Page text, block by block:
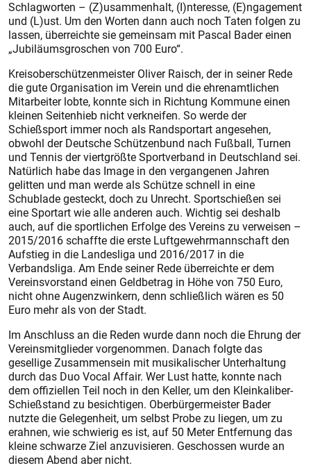
Schlagworten – (Z)usammenhalt, (I)nteresse, (E)ngagement
und (L)ust. Um den Worten dann auch noch Taten folgen zu
lassen, überreichte sie gemeinsam mit Pascal Bader einen
„Jubiläumsgroschen von 700 Euro“.
Kreisoberschützenmeister Oliver Raisch, der in seiner Rede
die gute Organisation im Verein und die ehrenamtlichen
Mitarbeiter lobte, konnte sich in Richtung Kommune einen
kleinen Seitenhieb nicht verkneifen. So werde der
Schießsport immer noch als Randsportart angesehen,
obwohl der Deutsche Schützenbund nach Fußball, Turnen
und Tennis der viertgrößte Sportverband in Deutschland sei.
Natürlich habe das Image in den vergangenen Jahren
gelitten und man werde als Schütze schnell in eine
Schublade gesteckt, doch zu Unrecht. Sportschießen sei
eine Sportart wie alle anderen auch. Wichtig sei deshalb
auch, auf die sportlichen Erfolge des Vereins zu verweisen –
2015/2016 schaffte die erste Luftgewehrmannschaft den
Aufstieg in die Landesliga und 2016/2017 in die
Verbandsliga. Am Ende seiner Rede überreichte er dem
Vereinsvorstand einen Geldbetrag in Höhe von 750 Euro,
nicht ohne Augenzwinkern, denn schließlich wären es 50
Euro mehr als von der Stadt.
Im Anschluss an die Reden wurde dann noch die Ehrung der
Vereinsmitglieder vorgenommen. Danach folgte das
gesellige Zusammensein mit musikalischer Unterhaltung
durch das Duo Vocal Affair. Wer Lust hatte, konnte nach
dem offiziellen Teil noch in den Keller, um den Kleinkaliber-
Schießstand zu besichtigen. Oberbürgermeister Bader
nutzte die Gelegenheit, um selbst Probe zu liegen, um zu
erahnen, wie schwierig es ist, auf 50 Meter Entfernung das
kleine schwarze Ziel anzuvisieren. Geschossen wurde an
diesem Abend aber nicht.